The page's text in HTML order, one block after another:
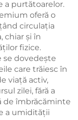
a purtătoarelor.
oferă o
circulația
chiar și în
fizice.
se dovedește
care trăiesc în
viață activ,
zilei, fără a
de îmbrăcăminte
a umidității